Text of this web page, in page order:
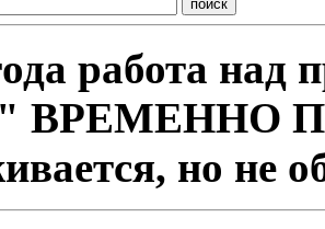
работа над
ВРЕМЕННО
но не